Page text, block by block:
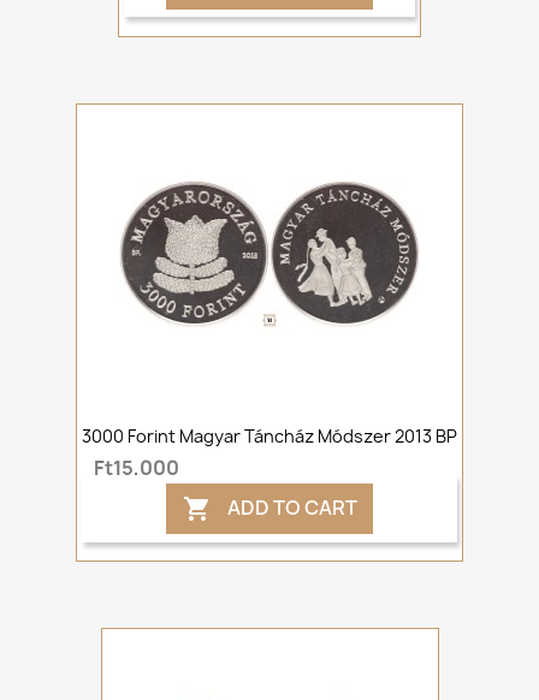
3000 Forint Magyar Táncház Módszer 2013 BP
Ft15,000
 ADD TO CART